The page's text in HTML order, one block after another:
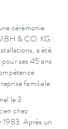
cérémonie
& CO. KG :
a été
ses 45 ans
familiale.
le 3
chez
1983. Après un